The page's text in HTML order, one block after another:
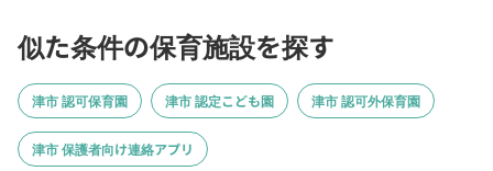
似た条件の保育施設を探す
津市 認可保育園 津市 認定こども園 津市 認可外保育園
津市 保護者向け連絡アプリ